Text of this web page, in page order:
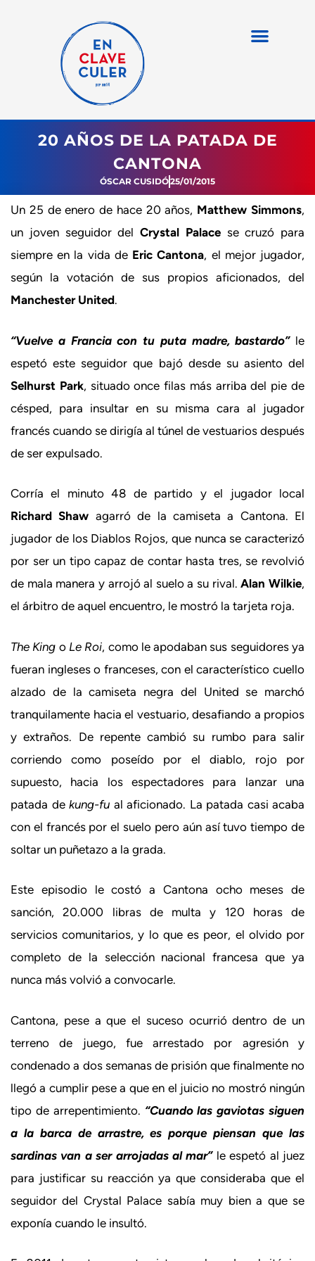
20 AÑOS DE LA PATADA DE
CANTONA
ÓSCAR CUSIDÓ25/01/2015
Un 25 de enero de hace 20 años, Matthew Simmons,
un joven seguidor del Crystal Palacese cruzó para
siempre en la vida de Eric Cantona, el mejor jugador,
según la votación de sus propios aficionados, del
Manchester United.
“Vuelve a Francia con tu puta madre, bastardo”le
espetó este seguidor que bajó desde su asiento del
Selhurst Park, situado once filas más arriba del pie de
césped, para insultar en su misma cara al jugador
francés cuando se dirigía al túnel de vestuarios después
de ser expulsado.
Corría el minuto 48 de partido y el jugador local
Richard Shaw agarró de la camiseta a Cantona. El
jugador de los Diablos Rojos, que nunca se caracterizó
por ser un tipo capaz de contar hasta tres, se revolvió
de mala manera y arrojó al suelo a su rival.Alan Wilkie,
el árbitro de aquel encuentro, le mostró la tarjeta roja.
The King o Le Roi, como le apodaban sus seguidores ya
fueran ingleses o franceses, con el característico cuello
alzado de la camiseta negra del United se marchó
tranquilamente hacia el vestuario, desafiando a propios
y extraños. De repente cambió su rumbo para salir
corriendo como poseído por el diablo, rojo por
supuesto, hacia los espectadores para lanzar una
patada de kung-fu al aficionado. La patada casi acaba
con el francés por el suelo pero aún así tuvo tiempo de
soltar un puñetazo a la grada.
Este episodio le costó a Cantona ocho meses de
sanción, 20.000 libras de multa y 120 horas de
servicios comunitarios, y lo que es peor, el olvido por
completo de la selección nacional francesa que ya
nunca más volvió a convocarle.
Cantona, pese a que el suceso ocurrió dentro de un
terreno de juego, fue arrestado por agresión y
condenado a dos semanas de prisión que finalmente no
llegó a cumplir pese a que en el juicio no mostró ningún
tipo de arrepentimiento. “Cuando las gaviotas siguen
a la barca de arrastre, es porque piensan que las
sardinas van a ser arrojadas al mar”le espetó al juez
para justificar su reacción ya que consideraba que el
seguidor del Crystal Palace sabía muy bien a que se
exponía cuando le insultó.